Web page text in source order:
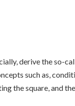
derive the so-
such as,
the square, and